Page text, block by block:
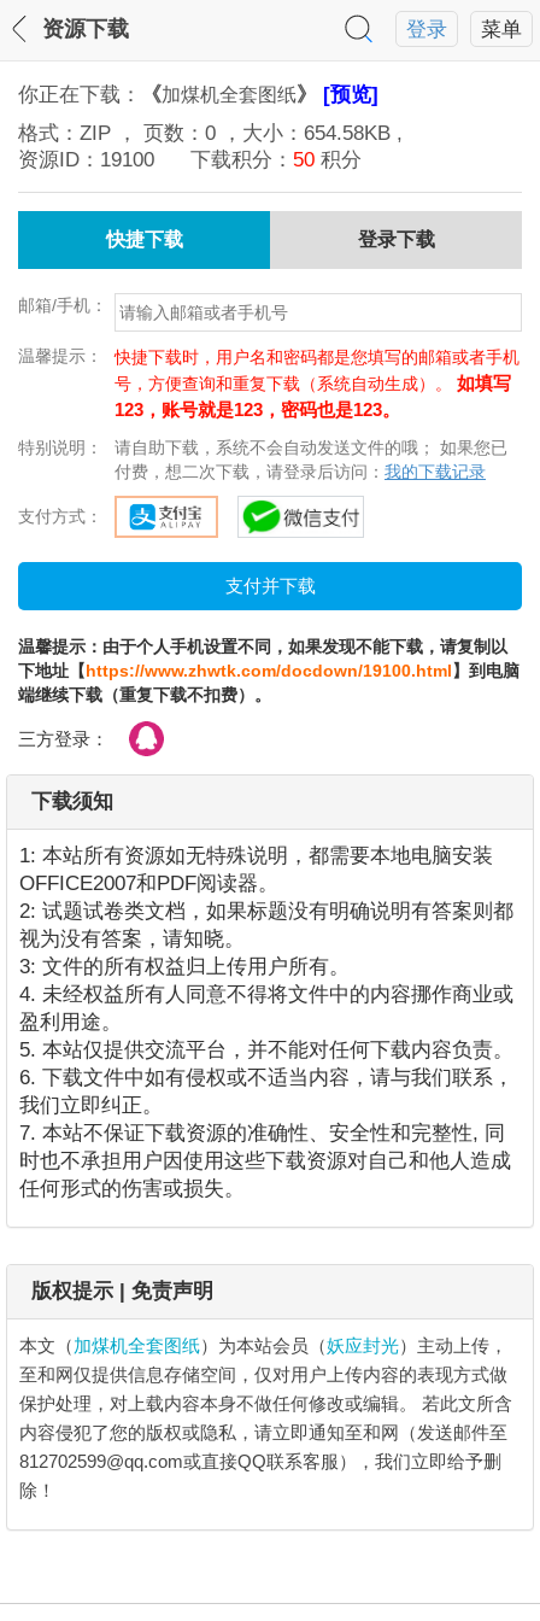
菜单
登录
资源下载
你正在下载： 《加煤机全套图纸》 [预览]
格式： ZIP ， 页数： 0 ，大小： 654.58KB ,
资源ID： 19100 下载积分： 50 积分
快捷下载 登录下载
邮箱/手机：
温馨提示：
快捷下载时，用户名和密码都是您填写的邮箱或者手机
号，方便查询和重复下载（系统自动生成）。 如填写
123，账号就是123，密码也是123。
特别说明：
请自助下载，系统不会自动发送文件的哦； 如果您已
付费，想二次下载，请登录后访问： 我的下载记录
支付方式：
温馨提示：由于个人手机设置不同，如果发现不能下载，请复制以
下地址【https://www.zhwtk.com/docdown/19100.html】到电脑
端继续下载（重复下载不扣费）。
三方登录：
下载须知
1: 本站所有资源如无特殊说明，都需要本地电脑安装
OFFICE2007和PDF阅读器。
2: 试题试卷类文档，如果标题没有明确说明有答案则都
视为没有答案，请知晓。
3: 文件的所有权益归上传用户所有。
4. 未经权益所有人同意不得将文件中的内容挪作商业或
盈利用途。
5. 本站仅提供交流平台，并不能对任何下载内容负责。
6. 下载文件中如有侵权或不适当内容，请与我们联系，
我们立即纠正。
7. 本站不保证下载资源的准确性、安全性和完整性, 同
时也不承担用户因使用这些下载资源对自己和他人造成
任何形式的伤害或损失。
版权提示 | 免责声明
本文（加煤机全套图纸）为本站会员（妖应封光）主动上传，
至和网仅提供信息存储空间，仅对用户上传内容的表现方式做
保护处理，对上载内容本身不做任何修改或编辑。 若此文所含
内容侵犯了您的版权或隐私，请立即通知至和网（发送邮件至
812702599@qq.com或直接QQ联系客服），我们立即给予删
除！